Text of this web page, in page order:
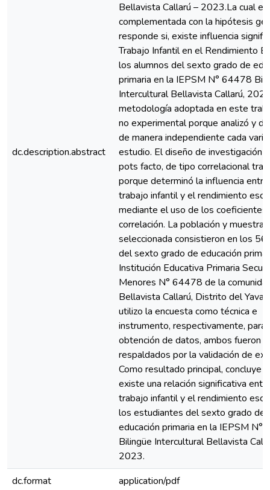
dc.description.abstract
Bellavista Callarú – 2023.La cual es
complementada con la hipótesis
responde si, existe influencia
Trabajo Infantil en el Rendimiento
los alumnos del sexto grado de
primaria en la IEPSM N° 64478
Intercultural Bellavista Callarú,
metodología adoptada en este
no experimental porque analizó y
de manera independiente cada
estudio. El diseño de investigación
pots facto, de tipo correlacional
porque determinó la influencia
trabajo infantil y el rendimiento
mediante el uso de los coeficientes
correlación. La población y muestra
seleccionada consistieron en los 56
del sexto grado de educación
Institución Educativa Primaria
Menores N° 64478 de la
Bellavista Callarú, Distrito del
utilizo la encuesta como técnica e
instrumento, respectivamente, para
obtención de datos, ambos fueron
respaldados por la validación de
Como resultado principal, concluye
existe una relación significativa
trabajo infantil y el rendimiento
los estudiantes del sexto grado de
educación primaria en la IEPSM N°
Bilingüe Intercultural Bellavista
2023.
dc.format
application/pdf